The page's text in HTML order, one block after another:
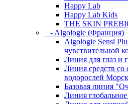
Happy Lab
Happy Lab Kids
THE SKIN
- Algologie (Франция)
Algologie Sensi
чувcтвительной
Линия для глаз и
Линия средств со
водорослей
Базовая линия
Линия